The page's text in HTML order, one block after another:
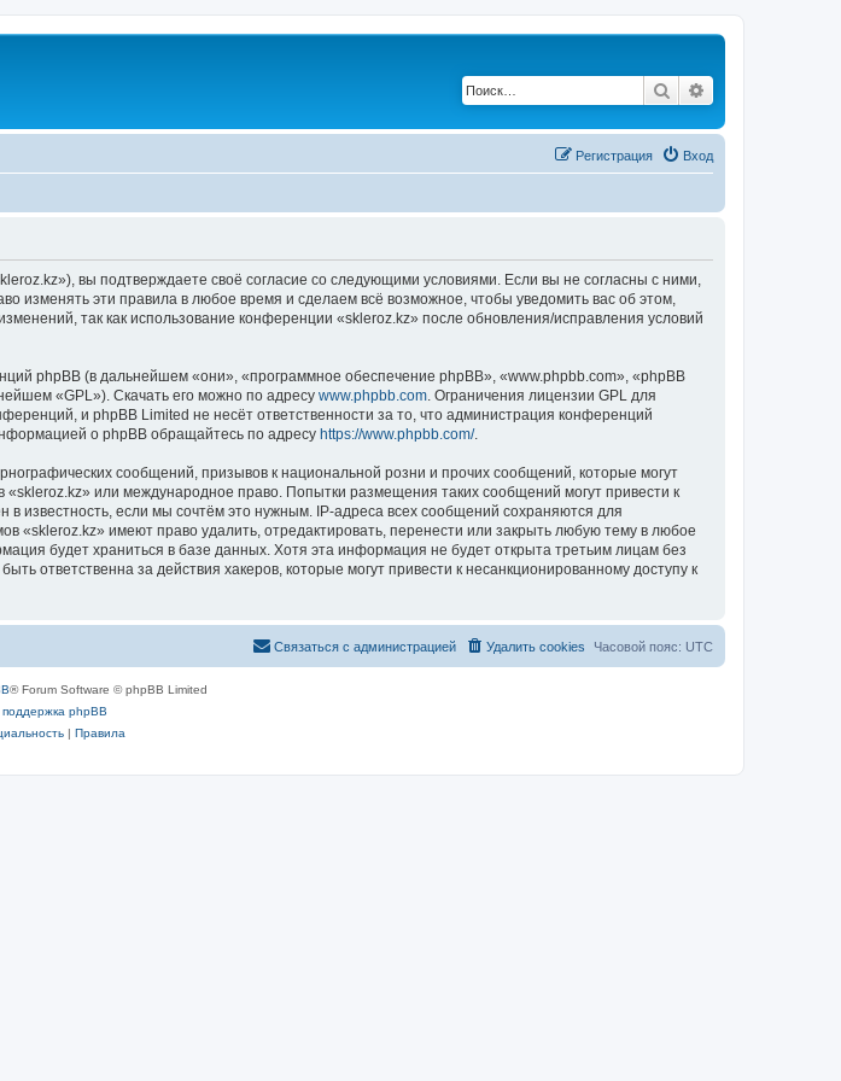
Поиск
Вход
Регистрация
вы подтверждаете своё согласие со следующими условиями. Если вы не согласны с ними,
изменять эти правила в любое время и сделаем всё возможное, чтобы уведомить вас об этом,
так как использование конференции «skleroz.kz» после обновления/исправления условий
phpBB (в дальнейшем «они», «программное обеспечение phpBB», «www.phpbb.com», «phpBB
«GPL»). Скачать его можно по адресу www.phpbb.com . Ограничения лицензии GPL для
и phpBB Limited не несёт ответственности за то, что администрация конференций
о phpBB обращайтесь по адресу https://www.phpbb.com/.
сообщений, призывов к национальной розни и прочих сообщений, которые могут
или международное право. Попытки размещения таких сообщений могут привести к
известность, если мы сочтём это нужным. IP-адреса всех сообщений сохраняются для
«skleroz.kz» имеют право удалить, отредактировать, перенести или закрыть любую тему в любое
будет храниться в базе данных. Хотя эта информация не будет открыта третьим лицам без
ответственна за действия хакеров, которые могут привести к несанкционированному доступу к
Часовой пояс: UTC
Удалить cookies
Связаться с администрацией
® Forum Software © phpBB Limited
поддержка phpBB
| Правила